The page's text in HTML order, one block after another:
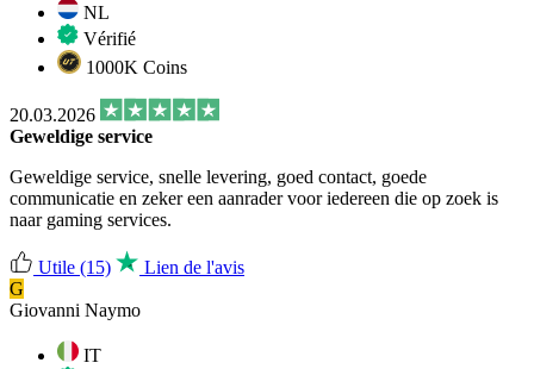
NL
Vérifié
1000K Coins
20.03.2026
Geweldige service
Geweldige service, snelle levering, goed contact, goede
communicatie en zeker een aanrader voor iedereen die op zoek is
naar gaming services.
Utile (15)
Lien de l'avis
G
Giovanni Naymo
IT